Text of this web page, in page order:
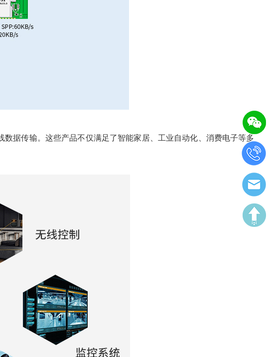
据传输。这些产品不仅满足了智能家居、工业自动化、消费电子等多